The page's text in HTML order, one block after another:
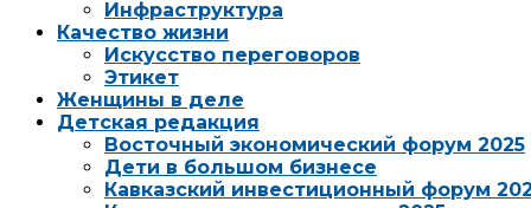
Инфраструктура
Качество жизни
Искусство переговоров
Этикет
Женщины в деле
Детская редакция
Восточный экономический форум 2025
Дети в большом бизнесе
Кавказский инвестиционный форум